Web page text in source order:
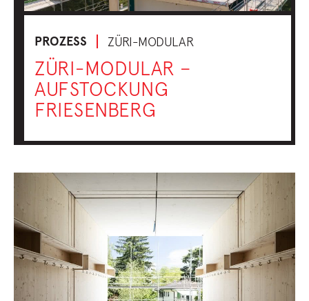
PROZESS ZÜRI-MODULAR
ZÜRI-MODULAR –
AUFSTOCKUNG
FRIESENBERG